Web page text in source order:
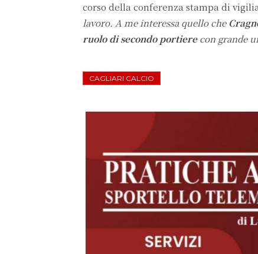
corso della conferenza stampa di
lavoro. A me interessa quello che
ruolo di secondo portierecon grande
CAGLIARI CALCIO